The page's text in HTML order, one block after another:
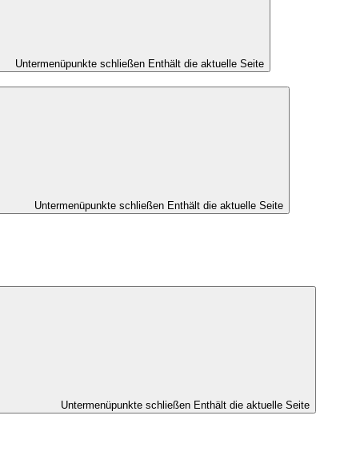
Untermenüpunkte schließen Enthält die aktuelle Seite
Untermenüpunkte schließen Enthält die aktuelle Seite
Untermenüpunkte schließen Enthält die aktuelle Seite